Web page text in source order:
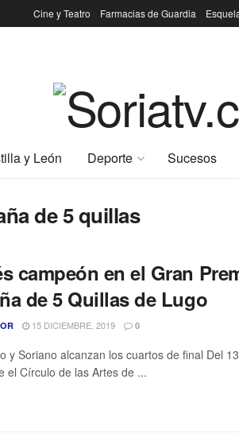
Cine y Teatro Farmacias de Guardia
y León Deporte Sucesos
de 5 quillas
campeón en el Gran
de 5 Quillas de Lugo
15 DICIEMBRE, 2019 0
y Soriano alcanzan los cuartos de final Del
el Círculo de las Artes de ...